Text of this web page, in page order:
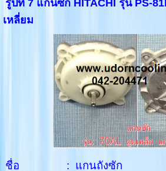
รูปที่ 7 แกนซัก HITACHI รุ่น PS-
เหลี่ยม
ชื่อ : แกนถังซัก